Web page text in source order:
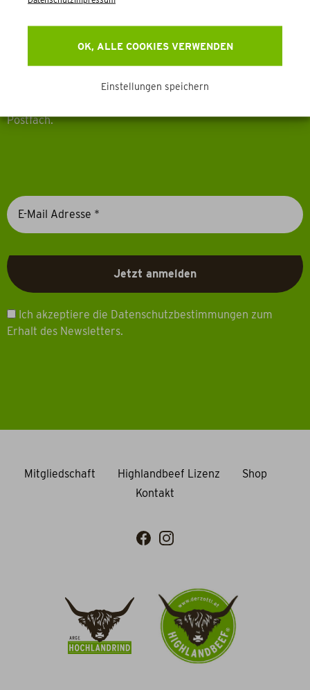
OK, ALLE COOKIES VERWENDEN
Einstellungen speichern
Newsletter
Postfach.
Ich akzeptiere die Datenschutzbestimmungen zum
Erhalt des Newsletters.
Mitgliedschaft Highlandbeef Lizenz
Shop
Kontakt